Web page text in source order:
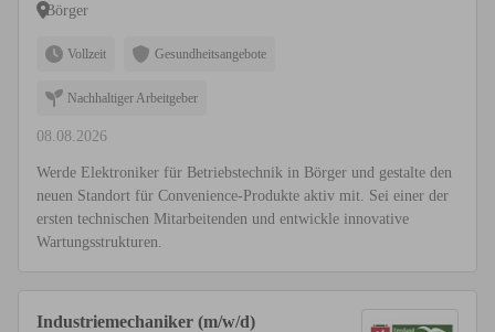
Börger
Vollzeit Gesundheitsangebote
Nachhaltiger Arbeitgeber
08.08.2026
Werde Elektroniker für Betriebstechnik in Börger und gestalte den
neuen Standort für Convenience-Produkte aktiv mit. Sei einer der
ersten technischen Mitarbeitenden und entwickle innovative
Wartungsstrukturen.
Industriemechaniker (m/w/d)